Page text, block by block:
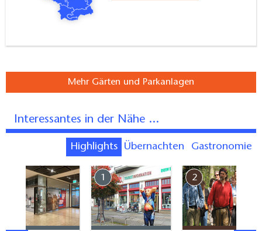
Mehr Gärten und Parkanlagen
Interessantes in der Nähe ...
Highlights Übernachten Gastronomie
1 2